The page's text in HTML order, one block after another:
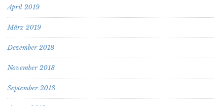
April 2019
März 2019
Dezember 2018
November 2018
September 2018